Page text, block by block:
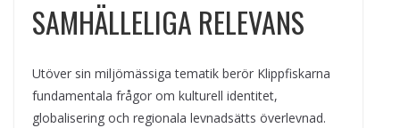
SAMHÄLLELIGA RELEVANS
Utöver sin miljömässiga tematik berör Klippfiskarna
fundamentala frågor om kulturell identitet,
globalisering och regionala levnadsätts överlevnad.